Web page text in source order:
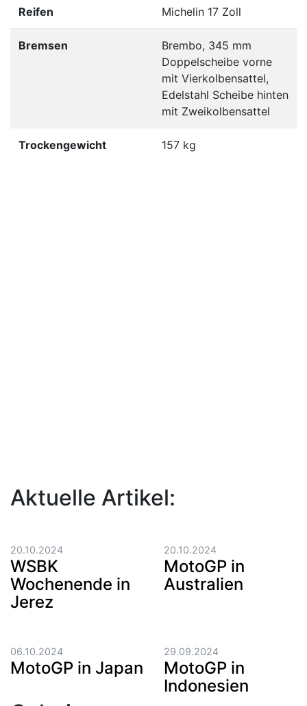
Reifen Michelin 17 Zoll
Bremsen
Brembo, 345 mm
Doppelscheibe vorne
mit Vierkolbensattel,
Edelstahl Scheibe hinten
mit Zweikolbensattel
Trockengewicht 157 kg
Aktuelle Artikel:
20.10.2024
WSBK
Wochenende in
Jerez
20.10.2024
MotoGP in
Australien
06.10.2024
MotoGP in Japan
29.09.2024
MotoGP in
Indonesien